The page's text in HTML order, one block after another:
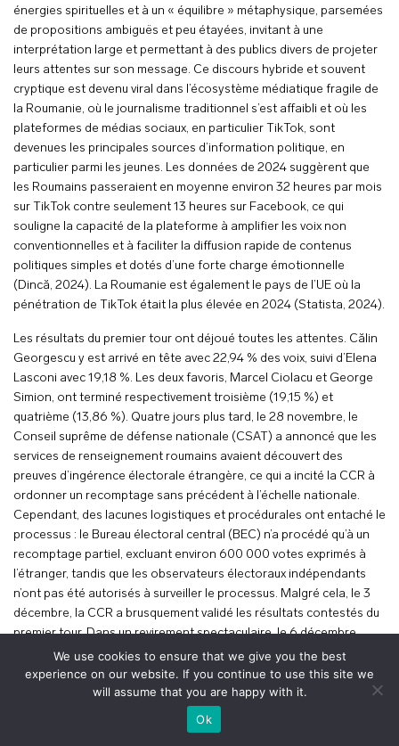
énergies spirituelles et à un « équilibre » métaphysique, parsemées
de propositions ambiguës et peu étayées, invitant à une
interprétation large et permettant à des publics divers de projeter
leurs attentes sur son message. Ce discours hybride et souvent
cryptique est devenu viral dans l’écosystème médiatique fragile de
la Roumanie, où le journalisme traditionnel s’est affaibli et où les
plateformes de médias sociaux, en particulier TikTok, sont
devenues les principales sources d’information politique, en
particulier parmi les jeunes. Les données de 2024 suggèrent que
les Roumains passeraient en moyenne environ 32 heures par mois
sur TikTok contre seulement 13 heures sur Facebook, ce qui
souligne la capacité de la plateforme à amplifier les voix non
conventionnelles et à faciliter la diffusion rapide de contenus
politiques simples et dotés d’une forte charge émotionnelle
(Dincă, 2024). La Roumanie est également le pays de l’UE où la
pénétration de TikTok était la plus élevée en 2024 (Statista, 2024).
Les résultats du premier tour ont déjoué toutes les attentes. Călin
Georgescu y est arrivé en tête avec 22,94 % des voix, suivi d’Elena
Lasconi avec 19,18 %. Les deux favoris, Marcel Ciolacu et George
Simion, ont terminé respectivement troisième (19,15 %) et
quatrième (13,86 %). Quatre jours plus tard, le 28 novembre, le
Conseil suprême de défense nationale (CSAT) a annoncé que les
services de renseignement roumains avaient découvert des
preuves d’ingérence électorale étrangère, ce qui a incité la CCR à
ordonner un recomptage sans précédent à l’échelle nationale.
Cependant, des lacunes logistiques et procédurales ont entaché le
processus : le Bureau électoral central (BEC) n’a procédé qu’à un
recomptage partiel, excluant environ 600 000 votes exprimés à
l’étranger, tandis que les observateurs électoraux indépendants
n’ont pas été autorisés à surveiller le processus. Malgré cela, le 3
décembre, la CCR a brusquement validé les résultats contestés du
premier tour. Dans un revirement spectaculaire, le 6 décembre,
alors que le vote de la diaspora pour le second tour était déjà en
cours, la CCR est intervenue à nouveau, annulant finalement
l’ensemble de l’élection présidentielle au motif que des
renseignements récemment déclassifiés confirmaient l’existence
d’un soutien étranger à la candidature de Călin Georgescu,
We use cookies to ensure that we give you the best
experience on our website. If you continue to use this site we
will assume that you are happy with it.
Ok